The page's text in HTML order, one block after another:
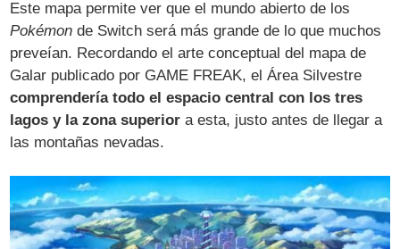
Este mapa permite ver que el mundo abierto de los
Pokémon de Switch será más grande de lo que muchos
preveían. Recordando el arte conceptual del mapa de
Galar publicado por GAME FREAK, el Área Silvestre
comprendería todo el espacio central con los tres
lagos y la zona superior a esta, justo antes de llegar a
las montañas nevadas.